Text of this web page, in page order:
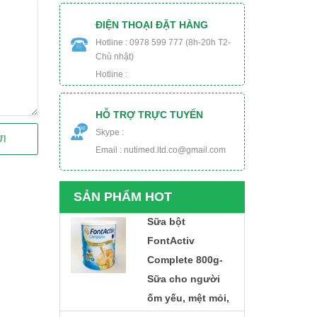
ĐIỆN THOẠI ĐẶT HÀNG
Hotline : 0978 599 777 (8h-20h T2-
Chủ nhật)
Hotline :
HỖ TRỢ TRỰC TUYẾN
Skype :
Email : nutimed.ltd.co@gmail.com
SẢN PHẨM HOT
560.000₫
Sữa Delical Vani
lốc 4 chai- nắp
thuật, tiểu đường
448.000₫
Thực phẩm dinh
thư, phẫu thuật,
tiểu đường
220.000₫
Sữa bột
FontActiv
Complete 800g-
Sữa cho người
ốm yếu, mệt mỏi,